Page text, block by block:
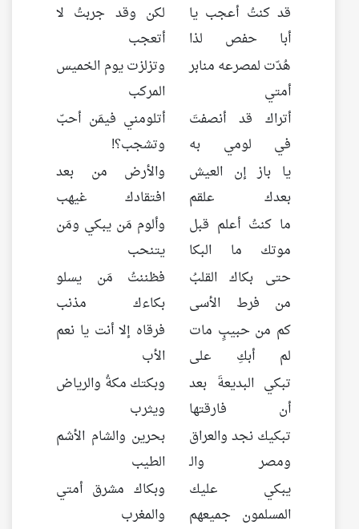
قد كنتُ أعجب يا
أبا حفص لذا
لكن وقد جربتُ لا
أتعجب
هُدّت لمصرعه منابر
أمتي
وتزلزت يوم الخميس
المركب
أتراك قد أنصفتَ
في لومي به
أتلومني فيمَن أحبّ
وتشجب؟!
يا باز إن العيش
بعدك علقم
والأرض من بعد
افتقادك غيهب
ما كنتُ أعلم قبل
موتك ما البكا
وألوم مَن يبكي ومَن
يتنحب
حتى بكاك القلبُ
من فرط الأسى
فظننتُ مَن يسلو
بكاءك مذنب
كم من حبيبٍ مات
لم أبكِ على
فرقاه إلا أنت يا نعم
الأب
تبكي البديعةَ بعد
أن فارقتها
وبكتك مكةُ والرياض
ويثرب
تبكيك نجد والعراق
ومصر والـ
بحرين والشام الأشم
الطيب
يبكي عليك
المسلمون جميعهم
وبكاك مشرق أمتي
والمغرب